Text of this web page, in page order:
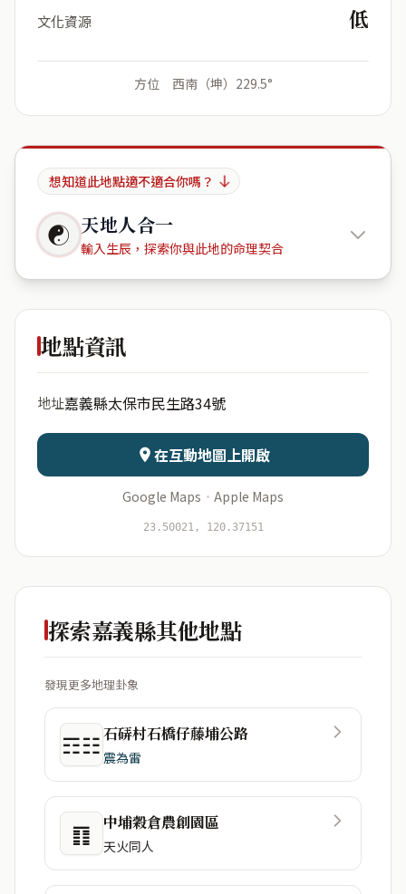
文化資源 低
方位 西南（坤）229.5°
想知道此地點適不適合你嗎？
☯ 天地人合一
輸入生辰，探索你與此地的命理契合
612台灣
日期 出生時辰
資料僅用於即時分析，不會儲存於伺服器
地點資訊
地址嘉義縣太保市民生路34號
在互動地圖上開啟
Google Maps · Apple Maps
23.50021, 120.37151
探索嘉義縣其他地點
發現更多地理卦象
☶☷石硦村石橋仔藤埔公路
震為雷
䷖ 中埔穀倉農創園區
天火同人